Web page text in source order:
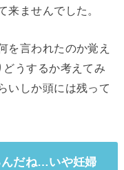
来ませんでした。
を言われたのか覚え
うするか考えてみ
いしか頭には残って
んだね…いや妊婦